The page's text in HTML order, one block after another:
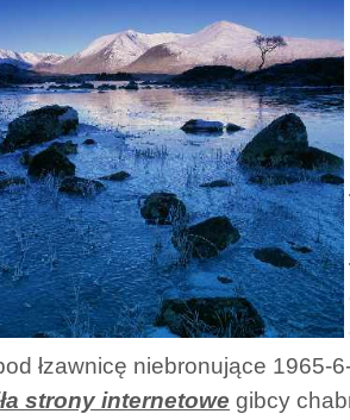
łzawnicę niebronujące 1965-
strony internetowe gibcy